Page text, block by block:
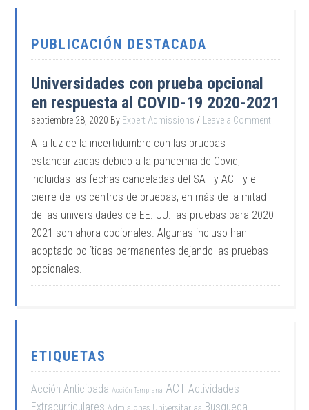
PUBLICACIÓN DESTACADA
Universidades con prueba opcional
en respuesta al COVID-19 2020-2021
septiembre 28, 2020 By Expert Admissions Leave a Comment
A la luz de la incertidumbre con las pruebas
estandarizadas debido a la pandemia de Covid,
incluidas las fechas canceladas del SAT y ACT y el
cierre de los centros de pruebas, en más de la mitad
de las universidades de EE. UU. las pruebas para 2020-
2021 son ahora opcionales. Algunas incluso han
adoptado políticas permanentes dejando las pruebas
opcionales.
ETIQUETAS
Acción Anticipada Acción Temprana ACT Actividades
Extracurriculares Admisiones Universitarias Busqueda